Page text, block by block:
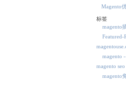
Magento
标签
magento
Featured-
magento
magento seo
magento